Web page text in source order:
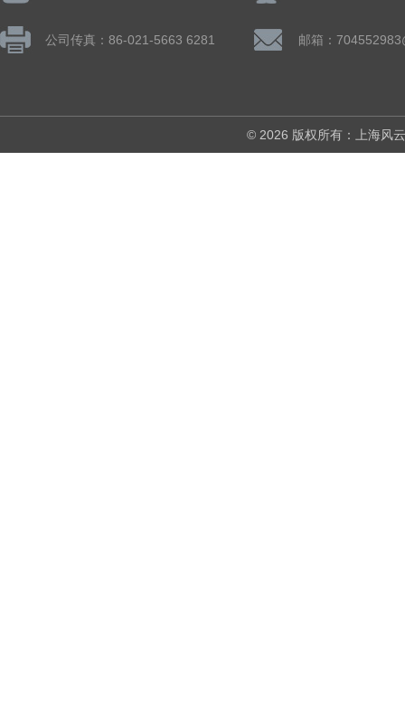
公司传真：86-021-5663 6281 邮箱：
© 2026 版权所有：上海风